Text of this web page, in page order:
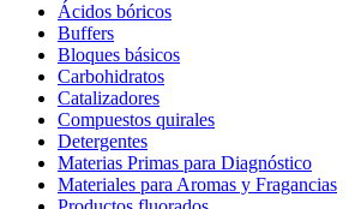
Ácidos bóricos
Buffers
Bloques básicos
Carbohidratos
Catalizadores
Compuestos quirales
Detergentes
Materias Primas para Diagnóstico
Materiales para Aromas y Fragancias